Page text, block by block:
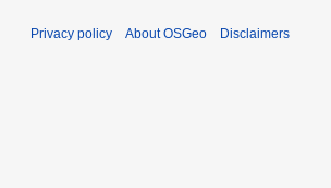
Privacy policy About OSGeo Disclaimers